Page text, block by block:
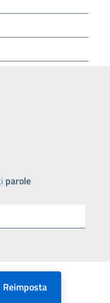
parole
Reimposta